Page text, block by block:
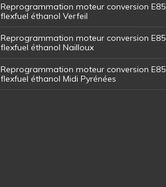
Reprogrammation moteur conversion E85
flexfuel éthanol Verfeil
Reprogrammation moteur conversion E85
flexfuel éthanol Nailloux
Reprogrammation moteur conversion E85
flexfuel éthanol Midi Pyrénées